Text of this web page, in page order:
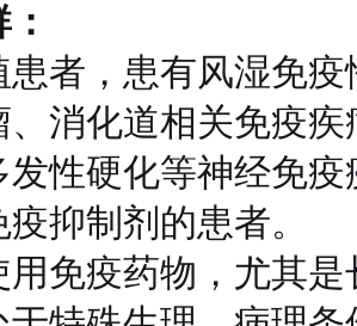
患者，患有风湿免
、消化道相关免疫
发性硬化等神经免
抑制剂的患者。
用免疫药物，尤其